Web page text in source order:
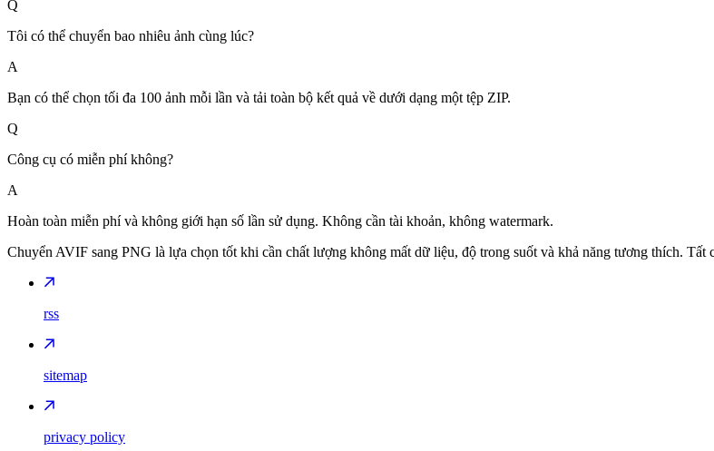
Q
Tôi có thể chuyển bao nhiêu ảnh cùng lúc?
A
Bạn có thể chọn tối đa 100 ảnh mỗi lần và tải toàn bộ kết quả về dưới dạng một tệp ZIP.
Q
Công cụ có miễn phí không?
A
Hoàn toàn miễn phí và không giới hạn số lần sử dụng. Không cần tài khoản, không watermark.
Chuyển AVIF sang PNG là lựa chọn tốt khi cần chất lượng không mất dữ liệu, độ trong suốt và khả năng tương thích. Tất
rss
sitemap
privacy policy